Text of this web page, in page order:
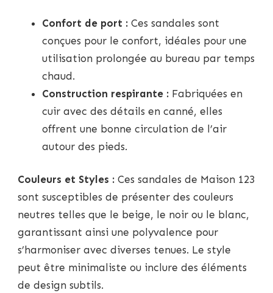
Confort de port : Ces sandales sont
conçues pour le confort, idéales pour une
utilisation prolongée au bureau par temps
chaud.
Construction respirante : Fabriquées en
cuir avec des détails en canné, elles
offrent une bonne circulation de l’air
autour des pieds.
Couleurs et Styles : Ces sandales de Maison 123
sont susceptibles de présenter des couleurs
neutres telles que le beige, le noir ou le blanc,
garantissant ainsi une polyvalence pour
s’harmoniser avec diverses tenues. Le style
peut être minimaliste ou inclure des éléments
de design subtils.